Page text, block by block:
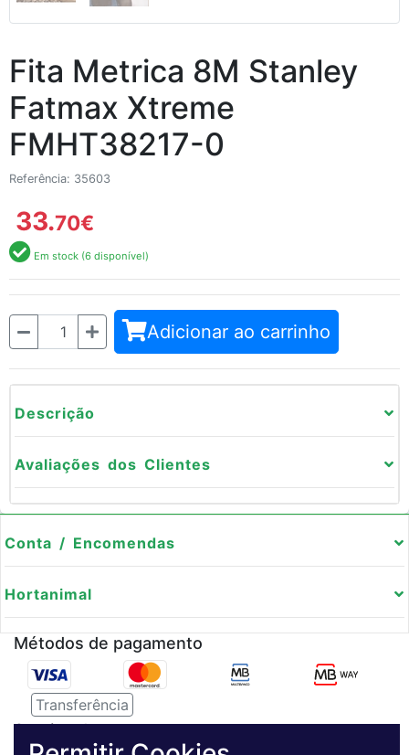
Fita Metrica 8M Stanley
Fatmax Xtreme
FMHT38217-0
Referência: 35603
33.70€
Em stock (6 disponível)
Quantidade Adicionar ao carrinho
Descrição
Avaliações dos Clientes
Conta / Encomendas
Hortanimal
Métodos de pagamento
Transferência
Serviço de entregas